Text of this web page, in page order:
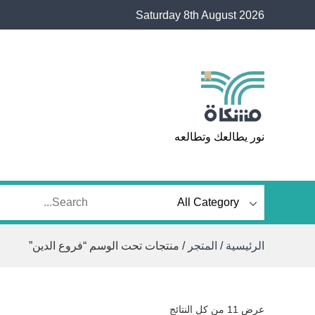
Saturday 8th August 2026
مشكاة
نور يطالعك وتطالعه
الرئيسية / المتجر / منتجات تحت الوسم “فروع الدين”
عرض ⁦11⁩ من كل النتائج